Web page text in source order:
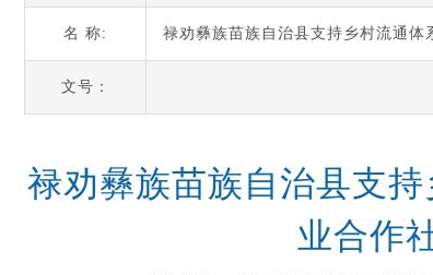
名 称: 禄劝彝族苗族自治县支持乡村流通体
文号：
禄劝彝族苗族自治县支
业合作